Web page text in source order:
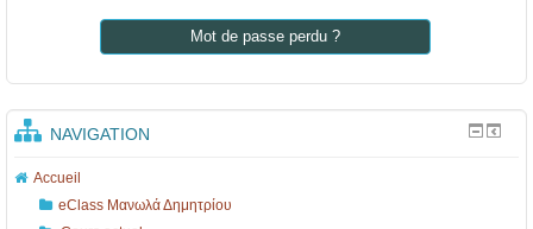
Mot de passe perdu ?
NAVIGATION
Accueil
eClass Μανωλά Δημητρίου